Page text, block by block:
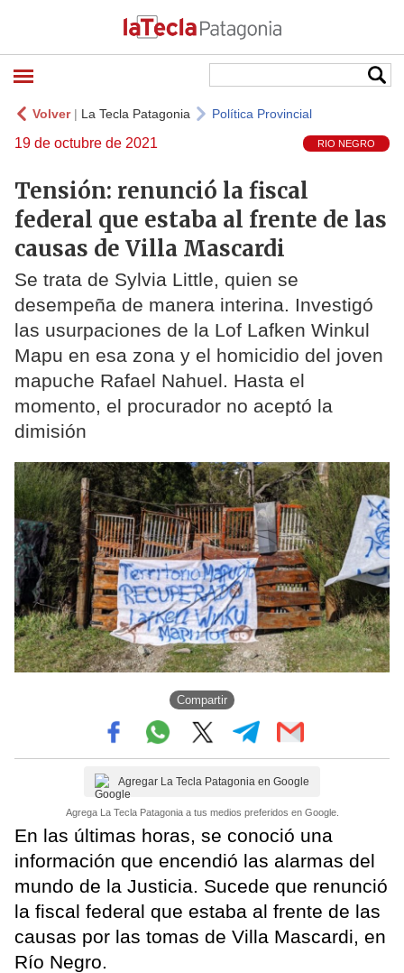
Volver| La Tecla Patagonia Política Provincial
19 de octubre de 2021 RIO NEGRO
Tensión: renunció la fiscal
federal que estaba al frente de las
causas de Villa Mascardi
Se trata de Sylvia Little, quien se
desempeña de manera interina. Investigó
las usurpaciones de la Lof Lafken Winkul
Mapu en esa zona y el homicidio del joven
mapuche Rafael Nahuel. Hasta el
momento, el procurador no aceptó la
dimisión
Compartir
Agregar La Tecla Patagonia en Google
Agrega La Tecla Patagonia a tus medios preferidos en Google.
En las últimas horas, se conoció una
información que encendió las alarmas del
mundo de la Justicia. Sucede que renunció
la fiscal federal que estaba al frente de las
causas por las tomas de Villa Mascardi, en
Río Negro.